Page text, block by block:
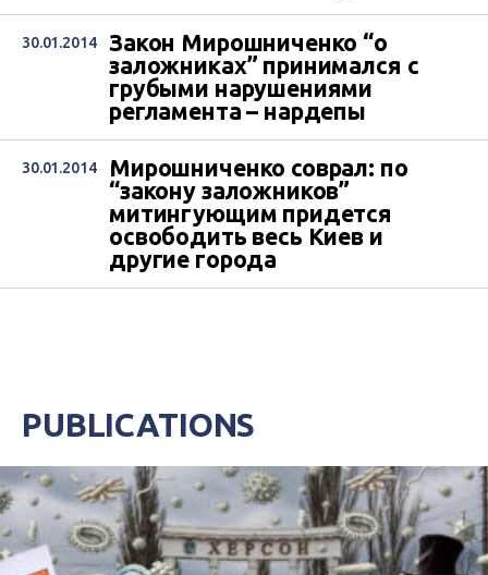
30.01.2014
Закон Мирошниченко “о
заложниках” принимался с
грубыми нарушениями
регламента – нардепы
30.01.2014
Мирошниченко соврал: по
“закону заложников”
митингующим придется
освободить весь Киев и
другие города
PUBLICATIONS